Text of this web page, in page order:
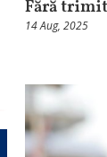
Fără
14 Aug, 2025